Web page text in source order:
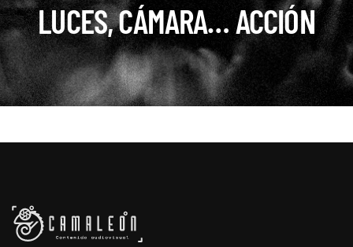
LUCES, CÁMARA… ACCIÓN